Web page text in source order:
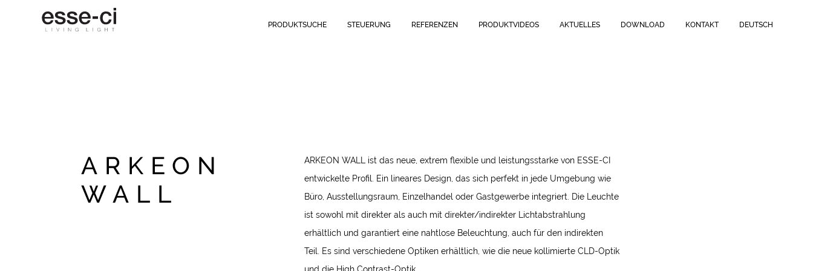
PRODUKTSUCHE STEUERUNG REFERENZEN PRODUKTVIDEOS AKTUELLES DOWNLOAD KONTAKT DEUTSCH
ARKEON
WALL
ARKEON WALL ist das neue, extrem flexible und leistungsstarke von ESSE-CI
entwickelte Profil. Ein lineares Design, das sich perfekt in jede Umgebung wie
Büro, Ausstellungsraum, Einzelhandel oder Gastgewerbe integriert. Die Leuchte
ist sowohl mit direkter als auch mit direkter/indirekter Lichtabstrahlung
erhältlich und garantiert eine nahtlose Beleuchtung, auch für den indirekten
Teil. Es sind verschiedene Optiken erhältlich, wie die neue kollimierte CLD-Optik